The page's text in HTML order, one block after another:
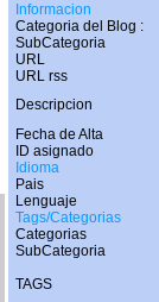
Informacion
Categoria del Blog :
SubCategoria
URL
URL rss
Descripcion
Fecha de Alta
ID asignado
Idioma
Pais
Lenguaje
Tags/Categorias
Categorias
SubCategoria
TAGS